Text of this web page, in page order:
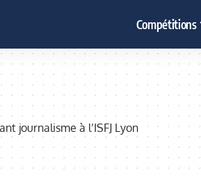
Compétitions
journalisme à l’ISFJ Lyon